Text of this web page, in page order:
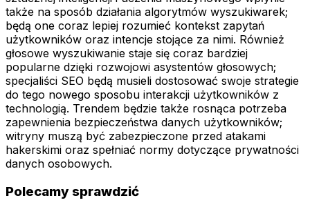
także na sposób działania algorytmów wyszukiwarek;
będą one coraz lepiej rozumieć kontekst zapytań
użytkowników oraz intencje stojące za nimi. Również
głosowe wyszukiwanie staje się coraz bardziej
popularne dzięki rozwojowi asystentów głosowych;
specjaliści SEO będą musieli dostosować swoje strategie
do tego nowego sposobu interakcji użytkowników z
technologią. Trendem będzie także rosnąca potrzeba
zapewnienia bezpieczeństwa danych użytkowników;
witryny muszą być zabezpieczone przed atakami
hakerskimi oraz spełniać normy dotyczące prywatności
danych osobowych.
Polecamy sprawdzić